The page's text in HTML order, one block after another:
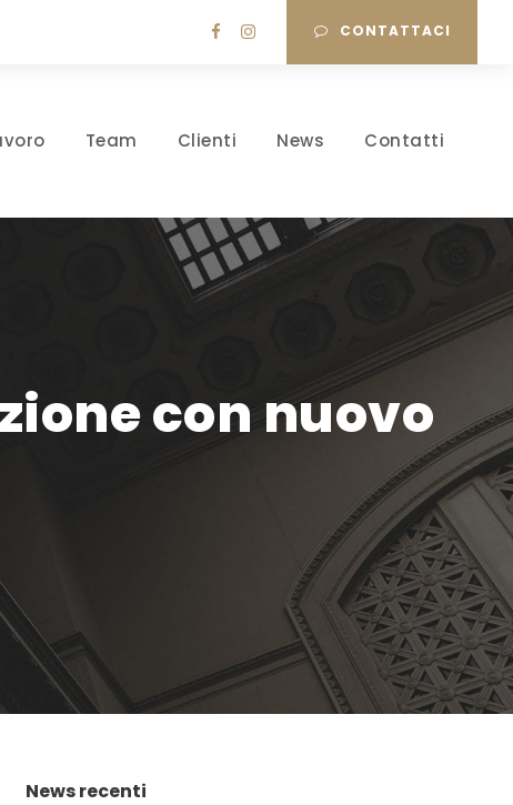
CONTATTACI
Team Clienti News Contatti
con nuovo
News recenti